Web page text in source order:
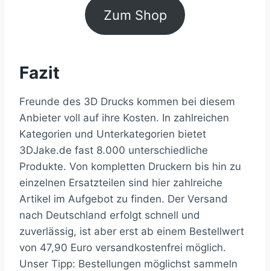
Zum Shop
Fazit
Freunde des 3D Drucks kommen bei diesem
Anbieter voll auf ihre Kosten. In zahlreichen
Kategorien und Unterkategorien bietet
3DJake.de fast 8.000 unterschiedliche
Produkte. Von kompletten Druckern bis hin zu
einzelnen Ersatzteilen sind hier zahlreiche
Artikel im Aufgebot zu finden. Der Versand
nach Deutschland erfolgt schnell und
zuverlässig, ist aber erst ab einem Bestellwert
von 47,90 Euro versandkostenfrei möglich.
Unser Tipp: Bestellungen möglichst sammeln